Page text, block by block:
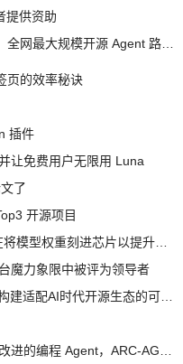
提供资助
页的效率秘诀
插件
让免费用户无限用 Luna
了
开源项目
魔力象限中被评为领导者